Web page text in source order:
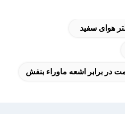
هوای سفید
در برابر اشعه ماوراء بنفش